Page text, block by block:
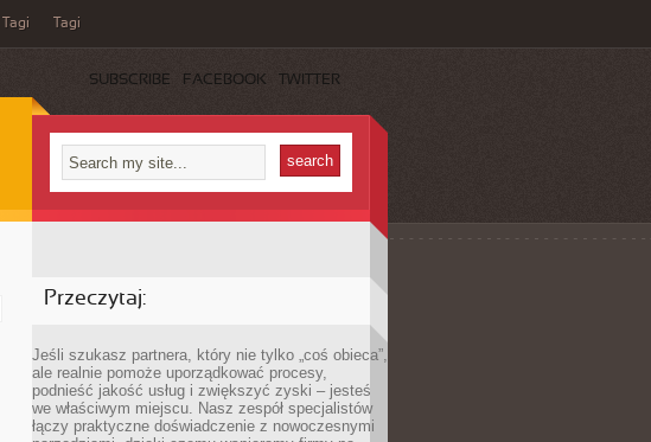
Tagi Tagi
SUBSCRIBE FACEBOOK TWITTER
Przeczytaj:
Jeśli szukasz partnera, który nie tylko „coś obieca”,
ale realnie pomoże uporządkować procesy,
podnieść jakość usług i zwiększyć zyski – jesteś
we właściwym miejscu. Nasz zespół specjalistów
łączy praktyczne doświadczenie z nowoczesnymi